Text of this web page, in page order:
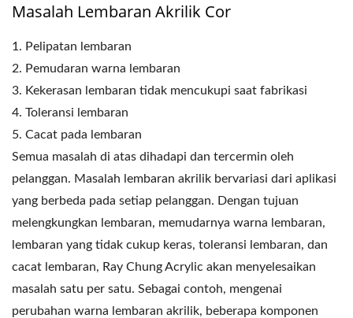
Masalah Lembaran Akrilik Cor
1. Pelipatan lembaran
2. Pemudaran warna lembaran
3. Kekerasan lembaran tidak mencukupi saat fabrikasi
4. Toleransi lembaran
5. Cacat pada lembaran
Semua masalah di atas dihadapi dan tercermin oleh
pelanggan. Masalah lembaran akrilik bervariasi dari aplikasi
yang berbeda pada setiap pelanggan. Dengan tujuan
melengkungkan lembaran, memudarnya warna lembaran,
lembaran yang tidak cukup keras, toleransi lembaran, dan
cacat lembaran, Ray Chung Acrylic akan menyelesaikan
masalah satu per satu. Sebagai contoh, mengenai
perubahan warna lembaran akrilik, beberapa komponen